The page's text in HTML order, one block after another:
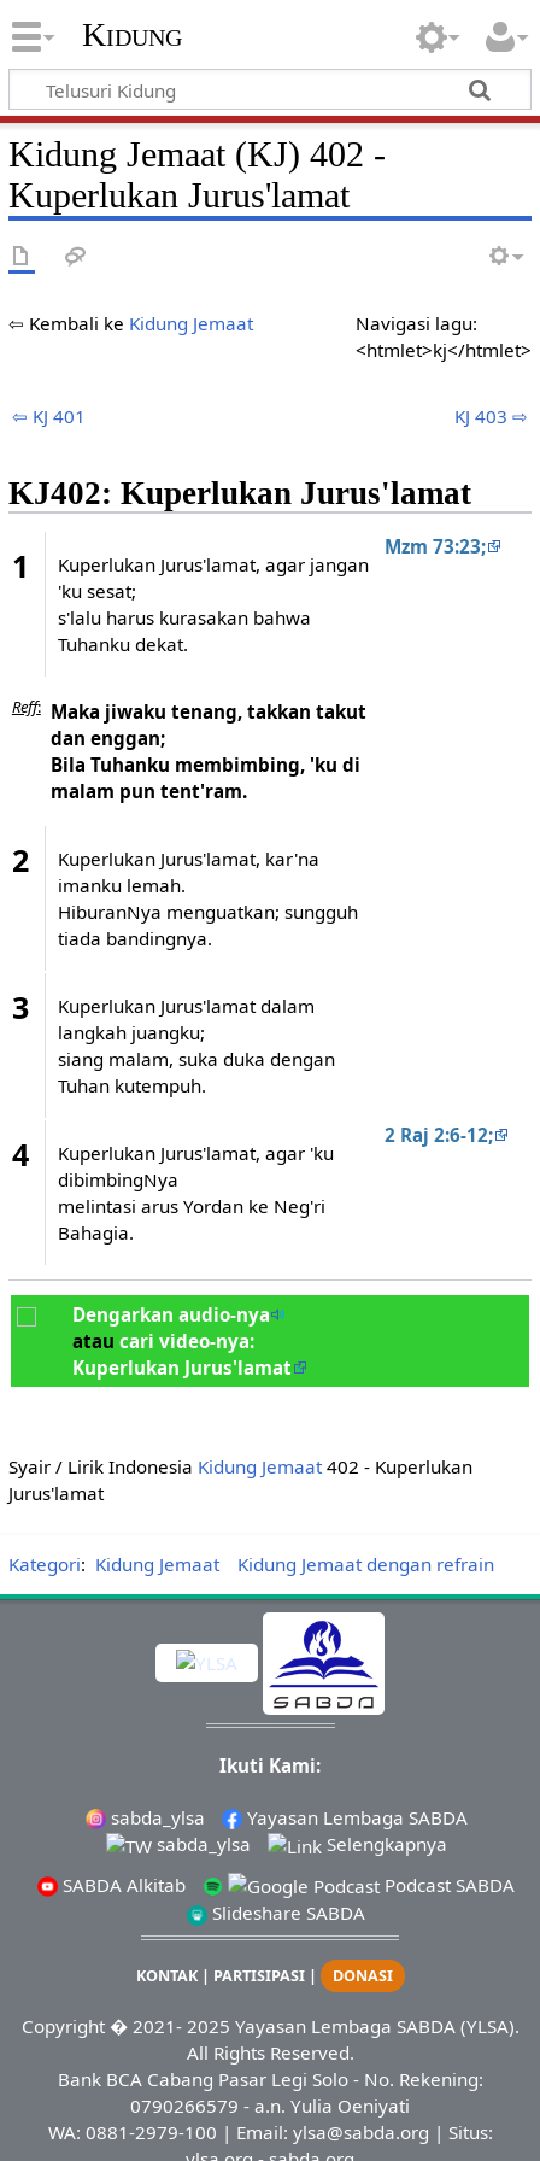
Kidung
Kidung Jemaat (KJ) 402 -
Kuperlukan Jurus'lamat
Navigasi lagu:
<htmlet>kj</htmlet>
⇦ Kembali ke Kidung Jemaat
⇦ KJ 401 KJ 403 ⇨
KJ402: Kuperlukan Jurus'lamat
1
Kuperlukan Jurus'lamat, agar jangan
'ku sesat;
s'lalu harus kurasakan bahwa
Tuhanku dekat.
Mzm 73:23;
Reff: Maka jiwaku tenang, takkan takut
dan enggan;
Bila Tuhanku membimbing, 'ku di
malam pun tent'ram.
2
Kuperlukan Jurus'lamat, kar'na
imanku lemah.
HiburanNya menguatkan; sungguh
tiada bandingnya.
3
Kuperlukan Jurus'lamat dalam
langkah juangku;
siang malam, suka duka dengan
Tuhan kutempuh.
4
Kuperlukan Jurus'lamat, agar 'ku
dibimbingNya
melintasi arus Yordan ke Neg'ri
Bahagia.
2 Raj 2:6-12;
Dengarkan audio-nya
ataucari video-nya:
Kuperlukan Jurus'lamat
Syair / Lirik Indonesia Kidung Jemaat402 - Kuperlukan
Jurus'lamat
Kategori: Kidung Jemaat Kidung Jemaat dengan refrain
Ikuti Kami:
sabda_ylsa
Yayasan Lembaga SABDA
sabda_ylsa
Selengkapnya
SABDA Alkitab
Podcast SABDA
Slideshare SABDA
KONTAK| PARTISIPASI| DONASI
Copyright� 2021- 2025 Yayasan Lembaga SABDA (YLSA).
All Rights Reserved.
Bank BCA Cabang Pasar Legi Solo - No. Rekening:
0790266579 - a.n. Yulia Oeniyati
WA: 0881-2979-100 | Email: ylsa@sabda.org | Situs: